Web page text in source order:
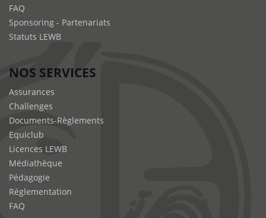
FAQ
Sponsoring - Partenariats
Statuts LEWB
NOS SERVICES
Assurances
Challenges
Documents-Règlements
Equiclub
Licences LEWB
Médiathèque
Pédagogie
Règlementation
FAQ